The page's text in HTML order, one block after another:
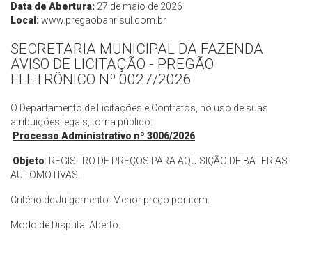
Data de Abertura: 27 de maio de 2026
Local:www.pregaobanrisul.com.br
SECRETARIA MUNICIPAL DA FAZENDA
AVISO DE LICITAÇÃO - PREGÃO
ELETRÔNICO Nº 0027/2026
O Departamento de Licitações e Contratos, no uso de suas
atribuições legais, torna público:
Processo Administrativo nº 3006/2026
Objeto: REGISTRO DE PREÇOS PARA AQUISIÇÃO DE BATERIAS
AUTOMOTIVAS.
Critério de Julgamento: Menor preço por item.
Modo de Disputa: Aberto.